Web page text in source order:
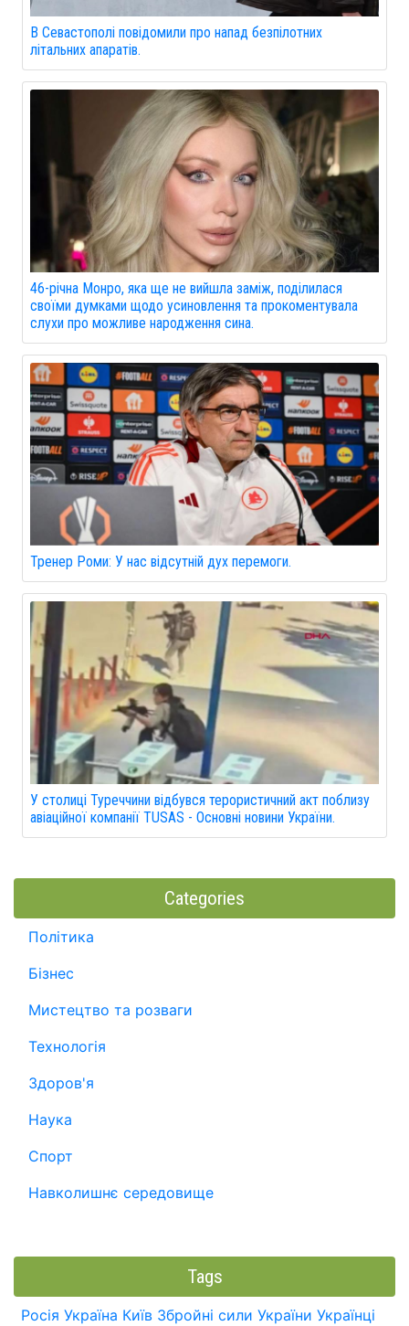
В Севастополі повідомили про напад безпілотних
літальних апаратів.
46-річна Монро, яка ще не вийшла заміж, поділилася
своїми думками щодо усиновлення та прокоментувала
слухи про можливе народження сина.
Тренер Роми: У нас відсутній дух перемоги.
У столиці Туреччини відбувся терористичний акт поблизу
авіаційної компанії TUSAS - Основні новини України.
Categories
Політика
Бізнес
Мистецтво та розваги
Технологія
Здоров'я
Наука
Спорт
Навколишнє середовище
Tags
Росія Україна Київ Збройні сили України Українці